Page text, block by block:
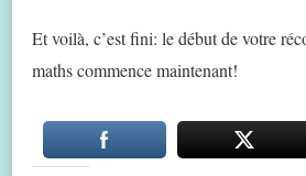
Et voilà, c’est fini: le début de votre
maths commence maintenant!